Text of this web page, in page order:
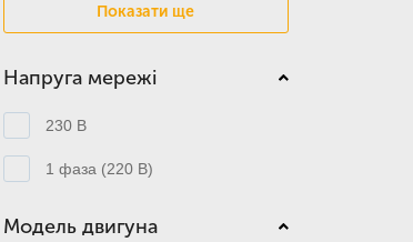
Показати ще
Напруга мережі
230 В
1 фаза (220 В)
Модель двигуна